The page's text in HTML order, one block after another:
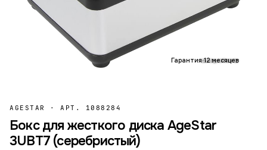
Гарантия 12 месяцев
AGESTAR · АРТ. 1088284
Бокс для жесткого диска AgeStar
3UBT7 (серебристый)